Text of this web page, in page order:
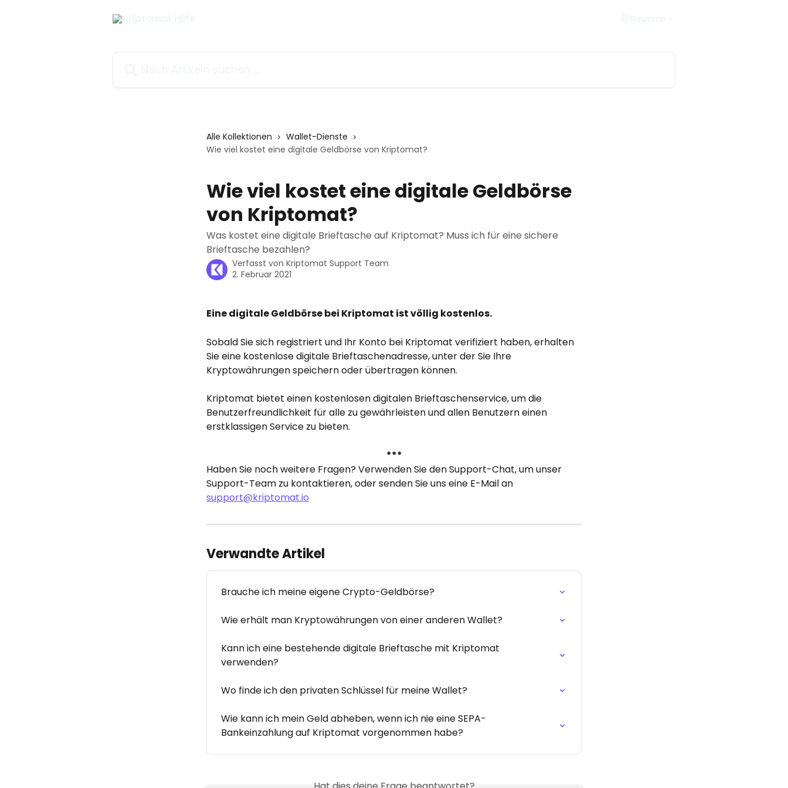
Alle Kollektionen
Wallet-Dienste
Wie viel kostet eine digitale Geldbörse von Kriptomat?
Wie viel kostet eine digitale Geldbörse
von Kriptomat?
Was kostet eine digitale Brieftasche auf Kriptomat? Muss ich für eine sichere
Brieftasche bezahlen?
Verfasst von Kriptomat Support Team
2. Februar 2021
Eine digitale Geldbörse bei Kriptomat ist völlig kostenlos.
Sobald Sie sich registriert und Ihr Konto bei Kriptomat verifiziert haben, erhalten
Sie eine kostenlose digitale Brieftaschenadresse, unter der Sie Ihre
Kryptowährungen speichern oder übertragen können.
Kriptomat bietet einen kostenlosen digitalen Brieftaschenservice, um die
Benutzerfreundlichkeit für alle zu gewährleisten und allen Benutzern einen
erstklassigen Service zu bieten.
***
Haben Sie noch weitere Fragen? Verwenden Sie den Support-Chat, um unser
Support-Team zu kontaktieren, oder senden Sie uns eine E-Mail an
support@kriptomat.io
Verwandte Artikel
Brauche ich meine eigene Crypto-Geldbörse?
Wie erhält man Kryptowährungen von einer anderen Wallet?
Kann ich eine bestehende digitale Brieftasche mit Kriptomat
verwenden?
Wo finde ich den privaten Schlüssel für meine Wallet?
Wie kann ich mein Geld abheben, wenn ich nie eine SEPA-
Bankeinzahlung auf Kriptomat vorgenommen habe?